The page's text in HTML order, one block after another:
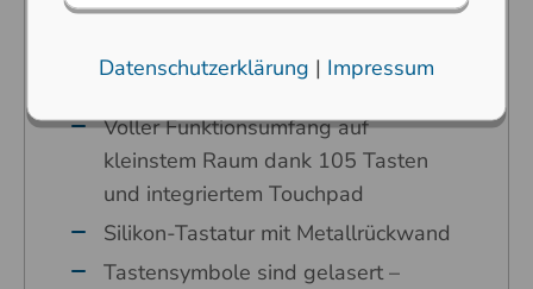
Hintergrundbeleuchtung über zwei
Karbon-Kontakt-Technologie
Voller Funktionsumfang auf
kleinstem Raum dank 105 Tasten
und integriertem Touchpad
Silikon-Tastatur mit Metallrückwand
Tastensymbole sind gelasert –
Datenschutzerklärung | Impressum